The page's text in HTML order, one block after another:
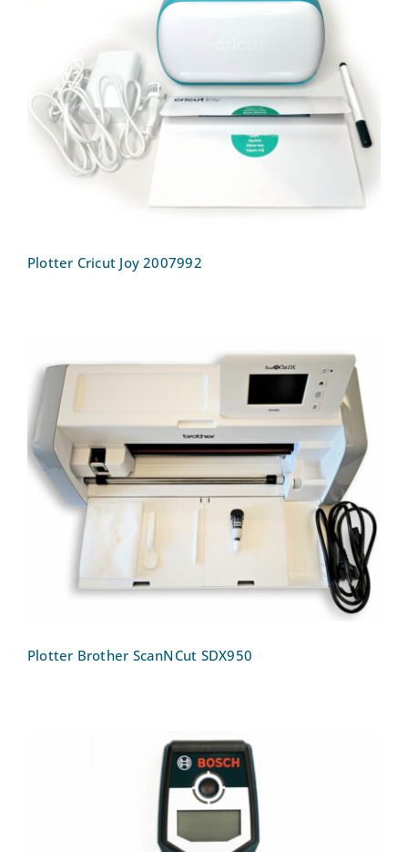
Plotter Cricut Joy 2007992
Plotter Cricut Joy 2007992
Plotter Brother ScanNCut SDX950
Plotter Brother ScanNCut SDX950